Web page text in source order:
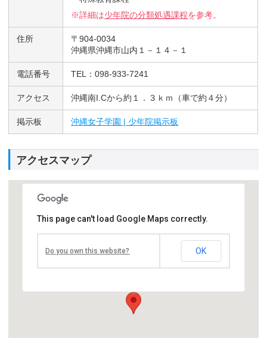
※詳細は少年院の分類処遇課程を参考。
住所
〒904-0034
沖縄県沖縄市山内１－１４－１
電話番号 TEL：098-933-7241
アクセス 沖縄南I.Cから約１．３ｋｍ（車で約４分）
掲示板 沖縄女子学園 | 少年院掲示板
アクセスマップ
沖縄女子学園
沖縄県沖縄市山内１－１４－１
This page can't load Google Maps correctly.
Do you own this website? OK